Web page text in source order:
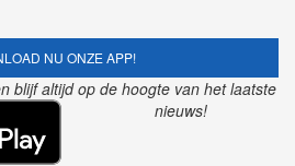
NU ONZE APP!
blijf altijd op de hoogte van het laatste
nieuws!